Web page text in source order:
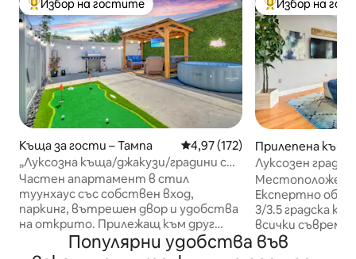
Най-популярен избор на гостите
Избор на гостите
Къща за гости – Тампа Средна оценка: 4,97 от 5,
4,97 (172)
„Луксозна къща/джакузи/градини с
храсти/USF/казино“
Частен апартамент в стил
туунхаус със собствен вход,
паркинг, вътрешен двор и удобства
на открито. Прилежащ към друг
обект в Airbnb, но напълно отделен,
със собствен вход и външно
Най-популярен
Избор на
Прилепена къща
Луксозен
Парк/Амали/
Експертно
3/3.5 градска
всички
които се
гаража си за 2
Популярни удобства във